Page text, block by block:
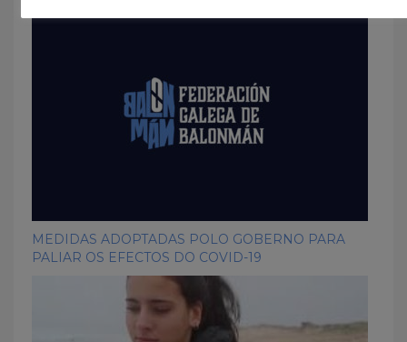
MEDIDAS ADOPTADAS POLO GOBERNO PARA
PALIAR OS EFECTOS DO COVID-19